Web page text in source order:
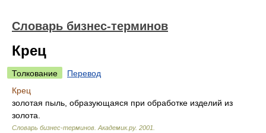
Словарь бизнес-терминов
Крец
Толкование
Перевод
Крец
золотая пыль, образующаяся при обработке изделий из
золота.
Словарь бизнес-терминов. Академик.ру. 2001